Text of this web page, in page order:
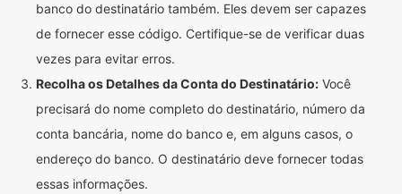
banco do destinatário também. Eles devem ser capazes
de fornecer esse código. Certifique-se de verificar duas
vezes para evitar erros.
Recolha os Detalhes da Conta do Destinatário: Você
precisará do nome completo do destinatário, número da
conta bancária, nome do banco e, em alguns casos, o
endereço do banco. O destinatário deve fornecer todas
essas informações.